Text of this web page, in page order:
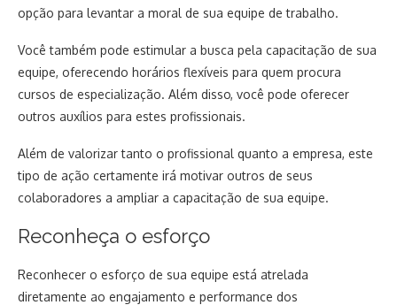
opção para levantar a moral de sua equipe de trabalho.
Você também pode estimular a busca pela capacitação de sua
equipe, oferecendo horários flexíveis para quem procura
cursos de especialização. Além disso, você pode oferecer
outros auxílios para estes profissionais.
Além de valorizar tanto o profissional quanto a empresa, este
tipo de ação certamente irá motivar outros de seus
colaboradores a ampliar a capacitação de sua equipe.
Reconheça o esforço
Reconhecer o esforço de sua equipe está atrelada
diretamente ao engajamento e performance dos